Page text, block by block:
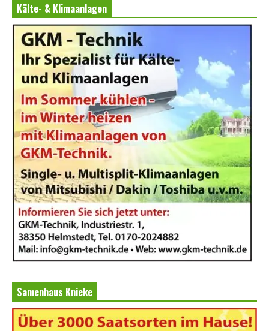
Kälte- & Klimaanlagen
Samenhaus Knieke